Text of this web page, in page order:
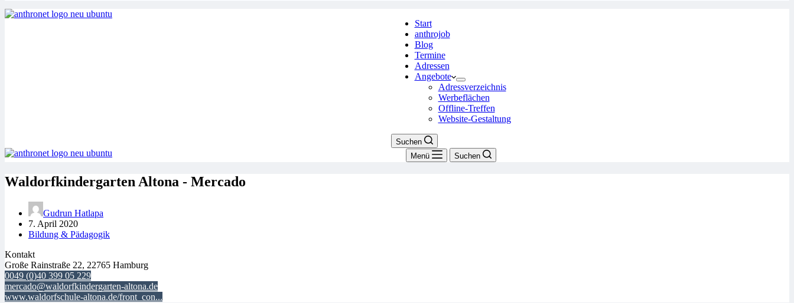
Start
anthrojob
Blog
Termine
Adressen
Angebote
Adressverzeichnis
Werbeflächen
Offline-Treffen
Website-Gestaltung
Suchen
Menü
Suchen
Waldorfkindergarten Altona - Mercado
Gudrun Hatlapa
7. April 2020
Bildung & Pädagogik
Kontakt
Große Rainstraße 22, 22765 Hamburg
0049 (0)40 399 05 229
mercado@waldorfkindergarten-altona.de
www.waldorfschule-altona.de/front_con...